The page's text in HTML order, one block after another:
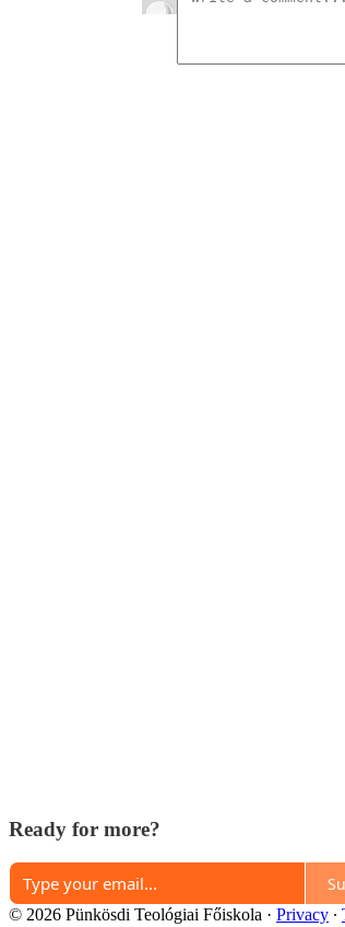
Ready for more?
© 2026 Pünkösdi Teológiai Főiskola · Privacy ∙